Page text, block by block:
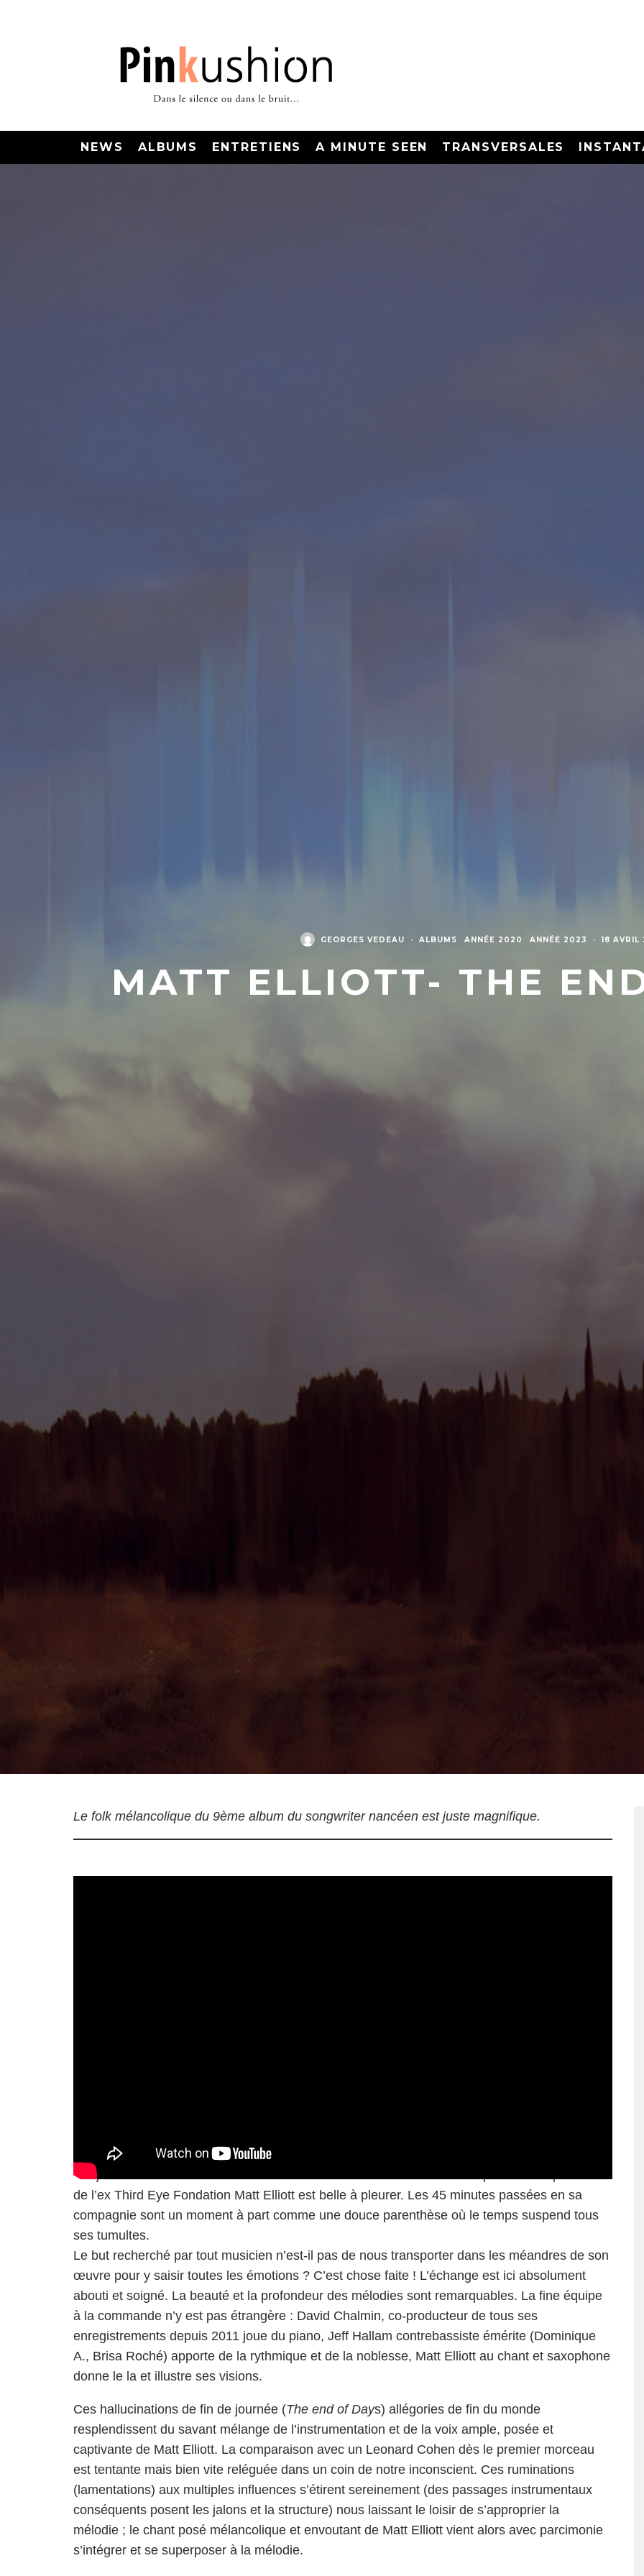
NEWS ALBUMS ENTRETIENS A MINUTE SEEN TRANSVERSALES
GEORGES VEDEAU · ALBUMS ANNÉE 2020 ANNÉE 2023 · 18 AVRIL
MATT ELLIOTT- THE
Le folk mélancolique du 9ème album du songwriter nancéen est juste magnifique.
Bonjour tristesse ! La mélancolie exacerbée des six nouvelles et conséquentes compositions
de l’ex Third Eye Fondation Matt Elliott est belle à pleurer. Les 45 minutes passées en sa
compagnie sont un moment à part comme une douce parenthèse où le temps suspend tous
ses tumultes.
Le but recherché par tout musicien n’est-il pas de nous transporter dans les méandres de son
œuvre pour y saisir toutes les émotions ? C’est chose faite ! L’échange est ici absolument
abouti et soigné. La beauté et la profondeur des mélodies sont remarquables. La fine équipe
à la commande n’y est pas étrangère : David Chalmin, co-producteur de tous ses
enregistrements depuis 2011 joue du piano, Jeff Hallam contrebassiste émérite (Dominique
A., Brisa Roché) apporte de la rythmique et de la noblesse, Matt Elliott au chant et saxophone
donne le la et illustre ses visions.
Ces hallucinations de fin de journée (The end of Days) allégories de fin du monde
resplendissent du savant mélange de l’instrumentation et de la voix ample, posée et
captivante de Matt Elliott. La comparaison avec un Leonard Cohen dès le premier morceau
est tentante mais bien vite reléguée dans un coin de notre inconscient. Ces ruminations
(lamentations) aux multiples influences s’étirent sereinement (des passages instrumentaux
conséquents posent les jalons et la structure) nous laissant le loisir de s’approprier la
mélodie ; le chant posé mélancolique et envoutant de Matt Elliott vient alors avec parcimonie
s’intégrer et se superposer à la mélodie.